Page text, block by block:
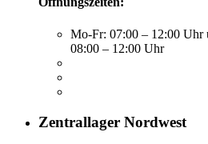
Mo-Fr: 07:00 – 12:00 Uhr
08:00 – 12:00 Uhr
Zentrallager Nordwest